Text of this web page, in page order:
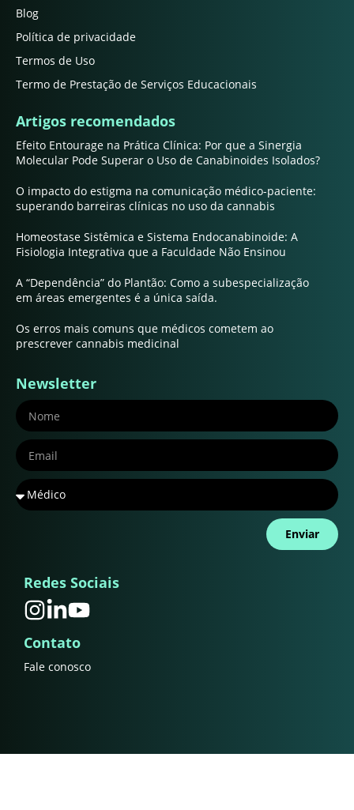
Blog
Política de privacidade
Termos de Uso
Termo de Prestação de Serviços Educacionais
Artigos recomendados
Efeito Entourage na Prática Clínica: Por que a Sinergia
Molecular Pode Superar o Uso de Canabinoides Isolados?
O impacto do estigma na comunicação médico-paciente:
superando barreiras clínicas no uso da cannabis
Homeostase Sistêmica e Sistema Endocanabinoide: A
Fisiologia Integrativa que a Faculdade Não Ensinou
A “Dependência” do Plantão: Como a subespecialização
em áreas emergentes é a única saída.
Os erros mais comuns que médicos cometem ao
prescrever cannabis medicinal
Newsletter
Enviar
Redes Sociais
Contato
Fale conosco